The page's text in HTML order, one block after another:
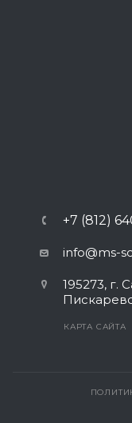
+7 (812)
info@ms-
195273, г.
КАРТА САЙТА